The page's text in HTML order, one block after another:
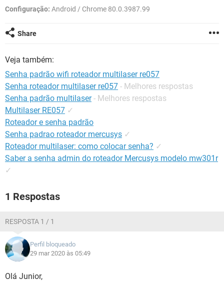
GUIA DE COMPRAS
Configuração: Android / Chrome 80.0.3987.99
Share
Veja também:
Senha padrão wifi roteador multilaser re057
Senha roteador multilaser re057 - Melhores respostas
Senha padrão multilaser - Melhores respostas
Multilaser RE057 ✓
Roteador e senha padrão
Senha padrao roteador mercusys ✓
Roteador multilaser: como colocar senha? ✓
Saber a senha admin do roteador Mercusys modelo mw301r
✓
1 Respostas
RESPOSTA 1 / 1
Perfil bloqueado
29 mar 2020 às 05:49
Olá Junior,